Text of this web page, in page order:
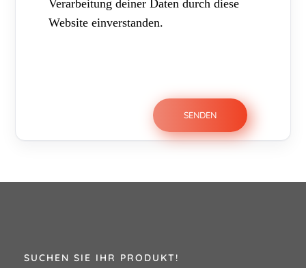
Verarbeitung deiner Daten durch diese
Website einverstanden.
SUCHEN SIE IHR PRODUKT!